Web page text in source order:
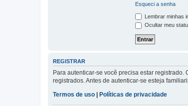
Esqueci a senha
Lembrar minhas
Ocultar meu
REGISTRAR
Para autenticar-se você precisa estar
registrados. Antes de autenticar-se esteja
Termos de uso
Políticas de privacidade